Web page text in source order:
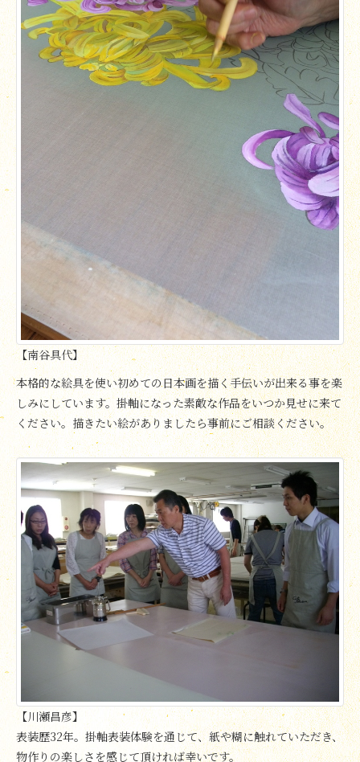
【南谷具代】
本格的な絵具を使い初めての日本画を描く手伝いが出来る事を楽
しみにしています。掛軸になった素敵な作品をいつか見せに来て
ください。描きたい絵がありましたら事前にご相談ください。
【川瀬昌彦】
表装歴32年。掛軸表装体験を通じて、紙や糊に触れていただき、
物作りの楽しさを感じて頂ければ幸いです。